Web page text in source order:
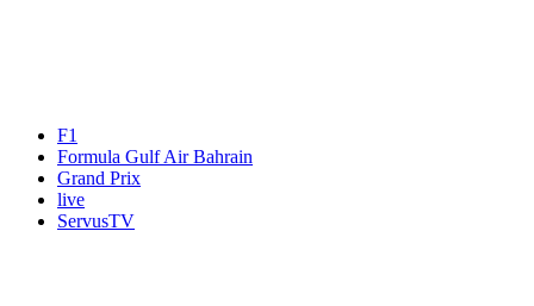
F1
Formula Gulf Air Bahrain
Grand Prix
live
ServusTV